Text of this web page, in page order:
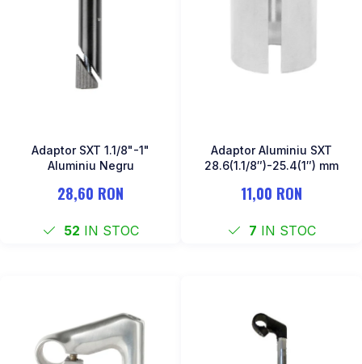
Adaptor SXT 1.1/8"-1"
Aluminiu Negru
28,60 RON
52 IN STOC
Adaptor Aluminiu SXT
28.6(1.1/8″)-25.4(1″) mm
11,00 RON
7 IN STOC